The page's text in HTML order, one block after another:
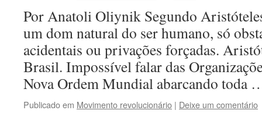
Por Anatoli Oliynik Segundo
um dom natural do ser humano, só
acidentais ou privações forçadas.
Brasil. Impossível falar das
Nova Ordem Mundial abarcando toda
Publicado em Movimento revolucionário | Deixe um comentário